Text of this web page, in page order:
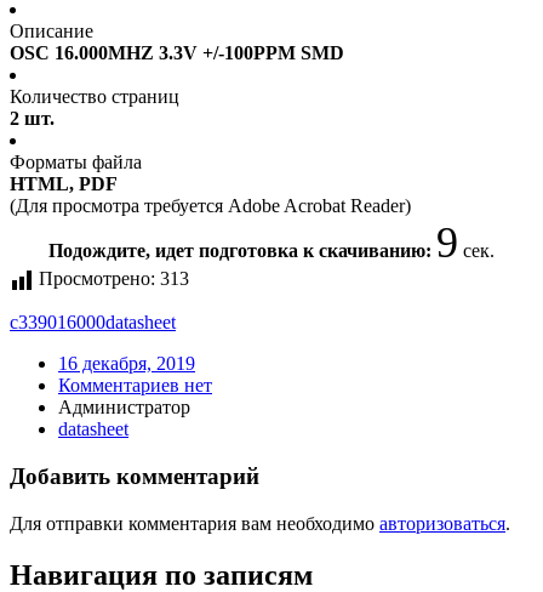
Описание
OSC 16.000MHZ 3.3V +/-100PPM SMD
Количество страниц
2 шт.
Форматы файла
HTML, PDF
(Для просмотра требуется Adobe Acrobat Reader)
Подождите, идет подготовка к скачиванию: 9 сек.
Просмотрено: 313
c339016000datasheet
16 декабря, 2019
Комментариев нет
Администратор
datasheet
Добавить комментарий
Для отправки комментария вам необходимо авторизоваться.
Навигация по записям